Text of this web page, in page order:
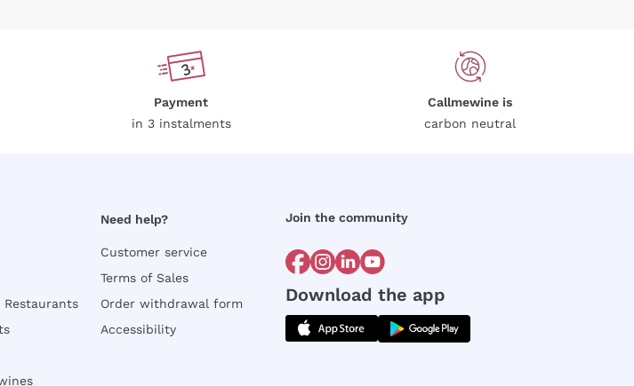
Payment
in 3 instalments
Callmewine is
carbon neutral
Restaurants
Need help?
Customer service
Terms of Sales
Order withdrawal form
Accessibility
Join the community
Download the app